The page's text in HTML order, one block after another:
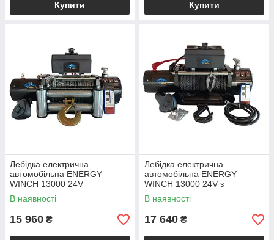
Купити Купити
Лебідка електрична
автомобільна ENERGY
WINCH 13000 24V
В наявності
15 960 ₴
Лебідка електрична
автомобільна ENERGY
WINCH 13000 24V з
синтетичним тросом
В наявності
17 640 ₴